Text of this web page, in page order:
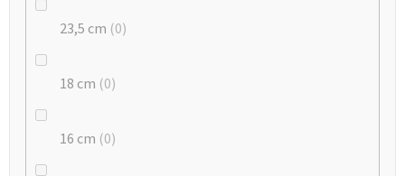
23,5 cm 0
18 cm 0
16 cm 0